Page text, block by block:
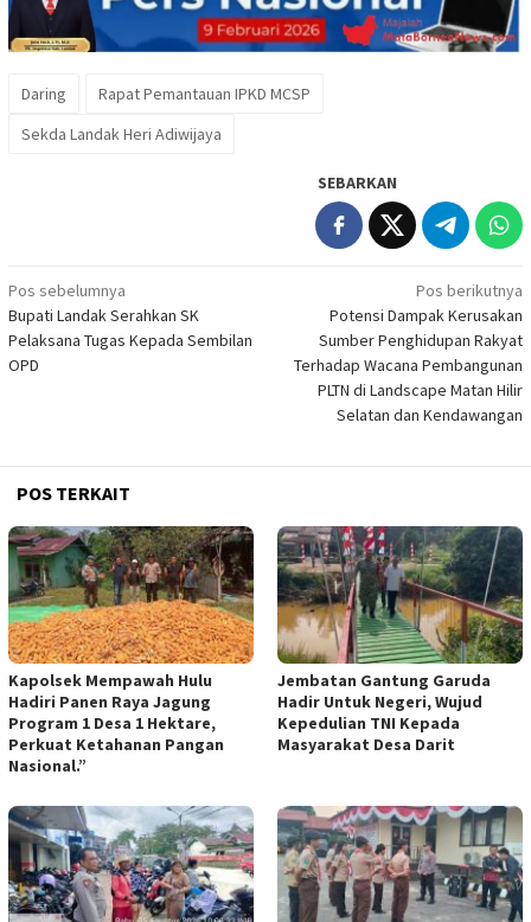
Daring
Rapat Pemantauan IPKD MCSP
Sekda Landak Heri Adiwijaya
SEBARKAN
Navigasi
pos
Pos sebelumnya
Bupati Landak Serahkan SK
Pelaksana Tugas Kepada Sembilan
OPD
Pos berikutnya
Potensi Dampak Kerusakan
Sumber Penghidupan Rakyat
Terhadap Wacana Pembangunan
PLTN di Landscape Matan Hilir
Selatan dan Kendawangan
POS TERKAIT
Kapolsek Mempawah Hulu
Hadiri Panen Raya Jagung
Program 1 Desa 1 Hektare,
Perkuat Ketahanan Pangan
Nasional.”
Jembatan Gantung Garuda
Hadir Untuk Negeri, Wujud
Kepedulian TNI Kepada
Masyarakat Desa Darit